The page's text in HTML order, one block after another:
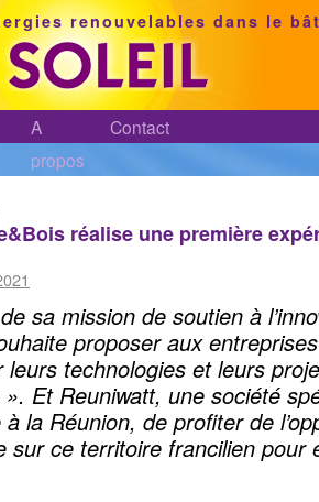
renouvelables dans le
A
propos
Contact
réalise une première
sa mission de soutien à
proposer aux
leurs technologies et leurs
Et Reuniwatt, une société
la Réunion, de profiter de
sur ce territoire francilien pour